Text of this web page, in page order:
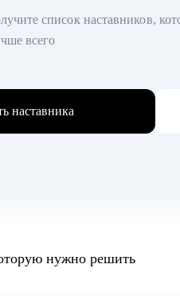
список наставников,
всего
наставника
нужно решить